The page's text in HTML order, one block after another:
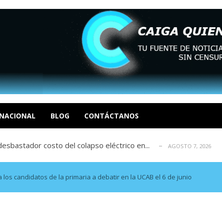
BLOG CONTÁCTANOS
apagones y promesas incumplidas... AGOSTO 6, 2026
de derechos humanos en el Minister... AGOSTO 6, 2026
un mercado impulsado por el auge de...
costo del colapso eléctrico en...
Por Dayana Cristina Duzoglou L. AGOSTO 6, 2026
apagones y promesas incumplidas... AGOSTO 6, 2026
de derechos humanos en el Minister... AGOSTO 6, 2026
un mercado impulsado por el auge de... AGOSTO 6, 2026
candidatos de la primaria a debatir en la UCAB el 6 de junio